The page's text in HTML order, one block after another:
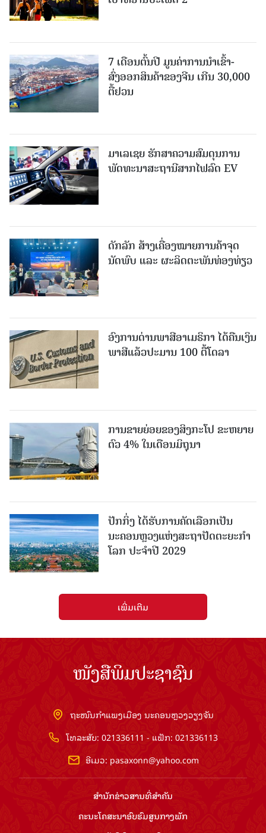
7 ເດືອນຕົ້ນປີ ມູນຄ່າການນຳເຂົ້າ-
ສົ່ງອອກສິນຄ້າຂອງຈີນ ເກີນ 30,000
ຕື້ຢວນ
ມາເລເຊຍ ຮັກສາຄວາມສົມດຸນການ
ພັດທະນາສະຖານີສາກໄຟລົດ EV
ດັກລັກ ສ້າງເຄື່ອງໝາຍການຄ້າຈຸດ
ນັດພົບ ແລະ ຜະລິດຕະພັນທ່ອງທ່ຽວ
ອົງການດ່ານພາສີອາເມຣິກາ ໄດ້ຄືນເງິນ
ພາສີແລ້ວປະມານ 100 ຕື້ໂດລາ
ການຂາຍຍ່ອຍຂອງສິງກະໂປ ຂະຫຍາຍ
ຕົວ 4% ໃນເດືອນມິຖຸນາ
ປັກກິ່ງ ໄດ້ຮັບການຄັດເລືອກເປັນ
ນະຄອນຫຼວງແຫ່ງສະຖາປັດຕະຍະກຳ
ໂລກ ປະຈຳປີ 2029
ເພີ່ມເຕີມ
ໜັງສືພິມປະຊາຊົນ
ຖະໜົນກຳແພງເມືອງ ນະຄອນຫຼວງວຽງຈັນ
ໂທລະສັບ: 021336111 - ແຟັກ: 021336113
ອີເມວ: pasaxonn@yahoo.com
ສຳ​ນັກ​ຂ່າວ​ສານ​ທີ່​ສຳ​ຄັນ​
ຄະນະໂຄສະນາອົບຮົມ​ສູນ​ກາງ​ພັກ